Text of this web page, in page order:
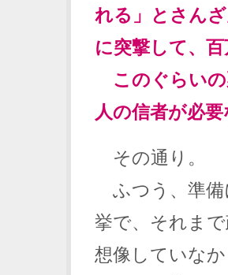
れる」とさん
に突撃して、
このぐらいの
人の信者が必
その通り。
ふつう、準備
挙で、それま
想像していな